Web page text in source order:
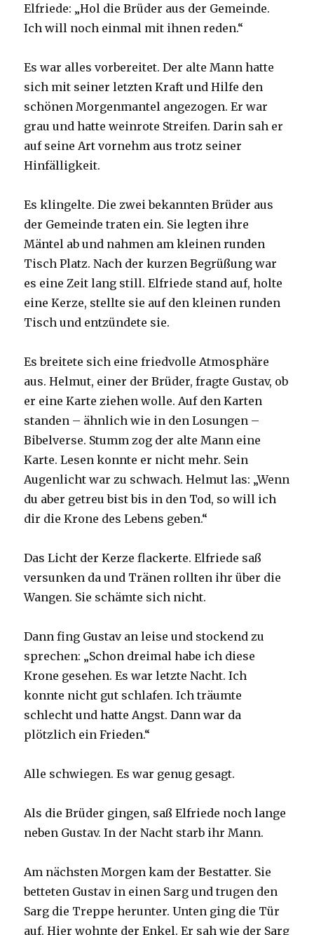
Elfriede: „Hol die Brüder aus der Gemeinde.
Ich will noch einmal mit ihnen reden.“
Es war alles vorbereitet. Der alte Mann hatte
sich mit seiner letzten Kraft und Hilfe den
schönen Morgenmantel angezogen. Er war
grau und hatte weinrote Streifen. Darin sah er
auf seine Art vornehm aus trotz seiner
Hinfälligkeit.
Es klingelte. Die zwei bekannten Brüder aus
der Gemeinde traten ein. Sie legten ihre
Mäntel ab und nahmen am kleinen runden
Tisch Platz. Nach der kurzen Begrüßung war
es eine Zeit lang still. Elfriede stand auf, holte
eine Kerze, stellte sie auf den kleinen runden
Tisch und entzündete sie.
Es breitete sich eine friedvolle Atmosphäre
aus. Helmut, einer der Brüder, fragte Gustav, ob
er eine Karte ziehen wolle. Auf den Karten
standen – ähnlich wie in den Losungen –
Bibelverse. Stumm zog der alte Mann eine
Karte. Lesen konnte er nicht mehr. Sein
Augenlicht war zu schwach. Helmut las: „Wenn
du aber getreu bist bis in den Tod, so will ich
dir die Krone des Lebens geben.“
Das Licht der Kerze flackerte. Elfriede saß
versunken da und Tränen rollten ihr über die
Wangen. Sie schämte sich nicht.
Dann fing Gustav an leise und stockend zu
sprechen: „Schon dreimal habe ich diese
Krone gesehen. Es war letzte Nacht. Ich
konnte nicht gut schlafen. Ich träumte
schlecht und hatte Angst. Dann war da
plötzlich ein Frieden.“
Alle schwiegen. Es war genug gesagt.
Als die Brüder gingen, saß Elfriede noch lange
neben Gustav. In der Nacht starb ihr Mann.
Am nächsten Morgen kam der Bestatter. Sie
betteten Gustav in einen Sarg und trugen den
Sarg die Treppe herunter. Unten ging die Tür
auf. Hier wohnte der Enkel. Er sah wie der Sarg